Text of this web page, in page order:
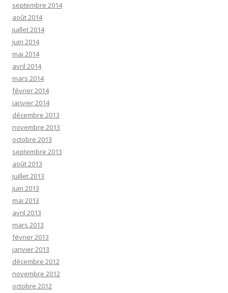
septembre 2014
août 2014
juillet 2014
juin 2014
mai 2014
avril 2014
mars 2014
février 2014
janvier 2014
décembre 2013
novembre 2013
octobre 2013
septembre 2013
août 2013
juillet 2013
juin 2013
mai 2013
avril 2013
mars 2013
février 2013
janvier 2013
décembre 2012
novembre 2012
octobre 2012